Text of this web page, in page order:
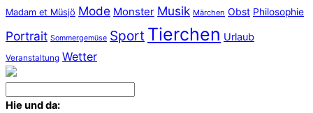
Madam et Müsjö Mode Monster Musik Märchen Obst Philosophie
Portrait Sommergemüse Sport Tierchen Urlaub
Veranstaltung Wetter
Hie und da: